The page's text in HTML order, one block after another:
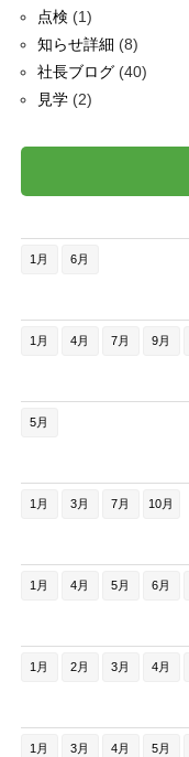
点検 (1)
知らせ詳細 (8)
社長ブログ(40)
見学(2)
1月 6月
1月 4月 7月 9月
5月
1月 3月 7月 10月
1月 4月 5月 6月
1月 2月 3月 4月
1月 3月 4月 5月